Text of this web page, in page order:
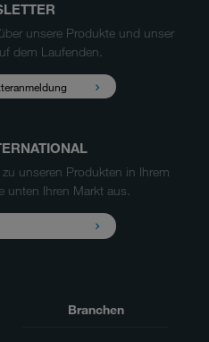
unsere Produkte und unser
dem Laufenden.
unseren Produkten in Ihrem
unten Ihren Markt aus.
Branchen